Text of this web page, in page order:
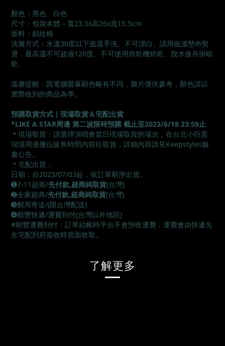
顏色：黑色、白色
尺寸：包袋本體－寬23.5x高26x底15.5cm
面料：斜紋棉
洗滌方式：水溫30度以下低溫手洗、不可漂白、請用低溫墊布熨
燙，最高溫不可超過120度、不可使用烘乾機烘乾、脫水後吊掛晾
乾。
溫馨提醒：因電腦螢幕顯色略有不同，圖片僅供參考，顏色請以
實際收到的商品為準。
預購取貨方式｜現場取貨＆宅配出貨
*LIKE A STAR周邊 第二波限時預購 截止至2023/6/18 23:59止
＊現場取貨：請選擇演唱會當日現場取貨的場次，在台北小巨蛋
現場周邊攤位販售時間內前往取貨，詳細內容請見Keepstyles臉
書公告。
＊宅配出貨：
日期：自2023/07/03起，依訂單順序出貨。
➊7-11超商/先付款,超商純取貨(台灣)
➋全家超商/先付款,超商純取貨(台灣)
➌郵局寄送/(限台灣配送)
➍順豐快遞/運費到付(台灣以外地區)
#順豐運費到付：訂單結帳時平台不會預收運費，運費會由快遞先
生宅配到府簽收時當面收取。
了解更多